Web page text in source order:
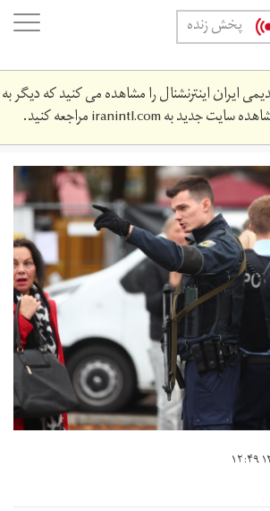
پخش زنده
ایران اینترنشنال را مشاهده می کنید که دیگر به
سایت جدید بهiranintl.comمراجعه کنید.